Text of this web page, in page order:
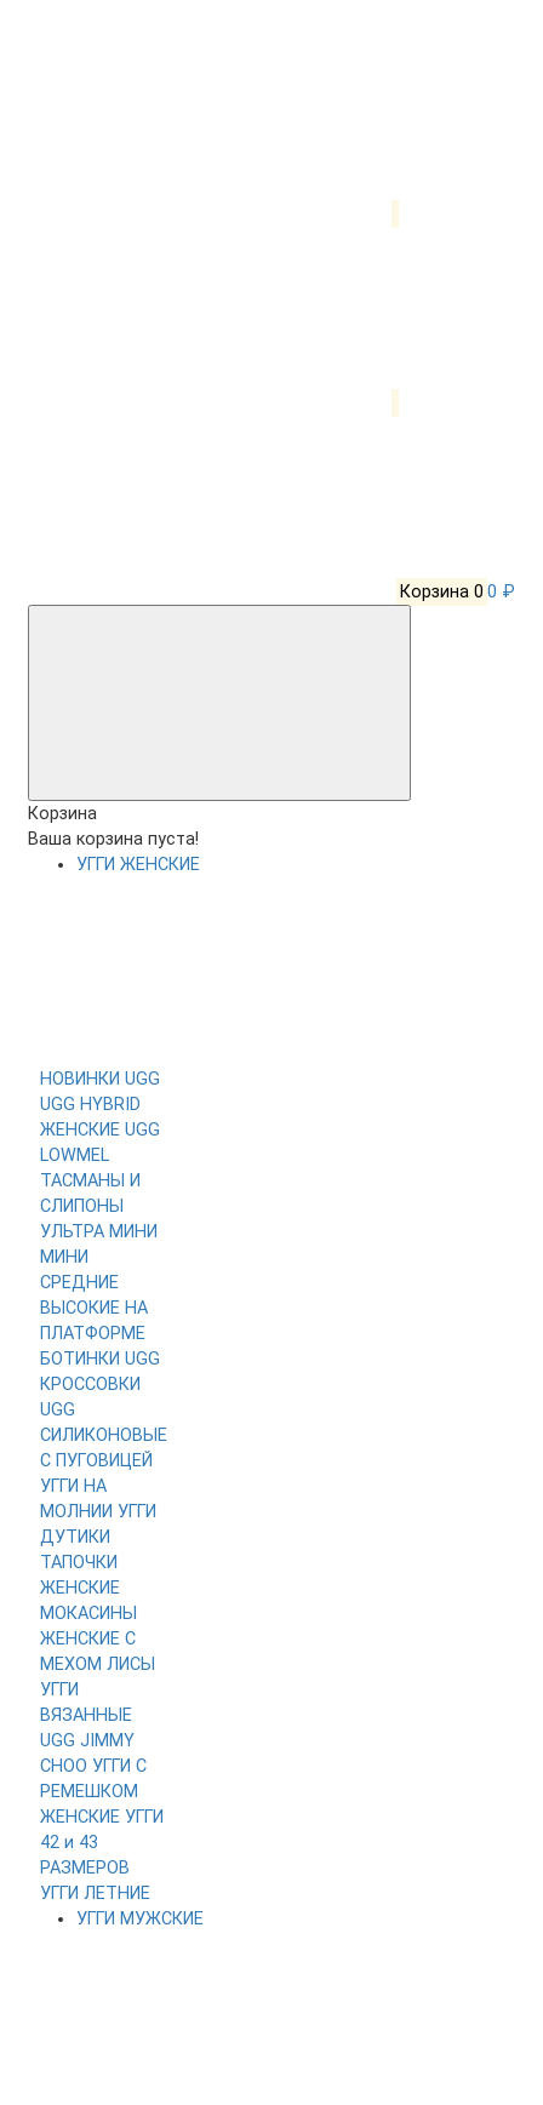
Корзина 0 0 ₽
Корзина
Ваша корзина пуста!
УГГИ ЖЕНСКИЕ
НОВИНКИ UGG
UGG HYBRID
ЖЕНСКИЕ UGG
LOWMEL
ТАСМАНЫ И
СЛИПОНЫ
УЛЬТРА МИНИ
МИНИ
СРЕДНИЕ
ВЫСОКИЕ НА
ПЛАТФОРМЕ
БОТИНКИ UGG
КРОССОВКИ
UGG
СИЛИКОНОВЫЕ
С ПУГОВИЦЕЙ
УГГИ НА
МОЛНИИ УГГИ
ДУТИКИ
ТАПОЧКИ
ЖЕНСКИЕ
МОКАСИНЫ
ЖЕНСКИЕ С
МЕХОМ ЛИСЫ
УГГИ
ВЯЗАННЫЕ
UGG JIMMY
CHOO УГГИ С
РЕМЕШКОМ
ЖЕНСКИЕ УГГИ
42 и 43
РАЗМЕРОВ
УГГИ ЛЕТНИЕ
УГГИ МУЖСКИЕ